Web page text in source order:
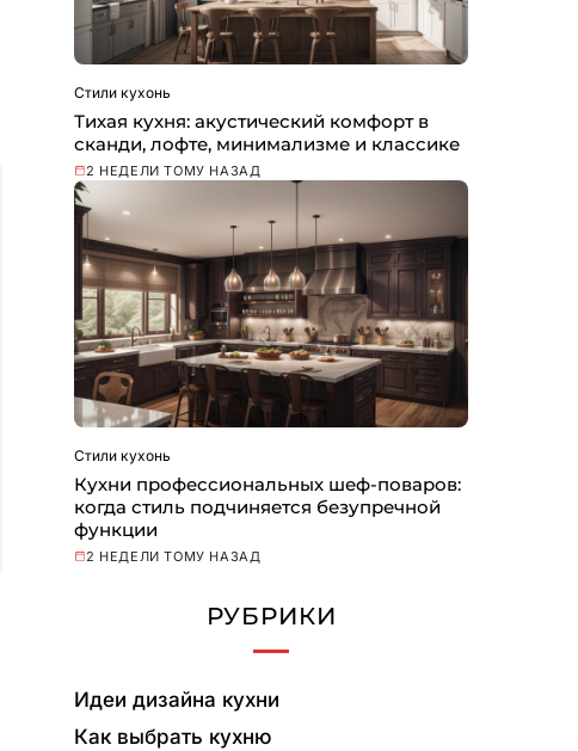
Стили кухонь
Тихая кухня: акустический комфорт в
сканди, лофте, минимализме и классике
2 НЕДЕЛИ ТОМУ НАЗАД
Стили кухонь
Кухни профессиональных шеф-поваров:
когда стиль подчиняется безупречной
функции
2 НЕДЕЛИ ТОМУ НАЗАД
РУБРИКИ
Идеи дизайна кухни
Как выбрать кухню